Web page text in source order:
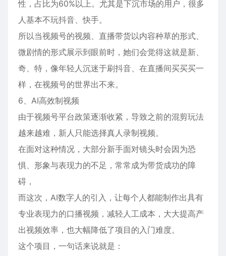
性，占比为60%以上。尤其是下沉市场的用户，很多
人基本不玩抖音、快手。
所以当视频号的视频、直播带货以内容种草的形式、
微剧情的形式展示到眼前时，她们会觉得这就是新、
奇、特，像年轻人沉迷于刷抖音、在直播间买买买一
样，在视频号的世界出不来。
6、AI高效制视频
由于视频号平台政策逐渐收紧，导致之前的混剪玩法
越来越难，新人只能选择真人录制视频。
在面对这种情况，大部分新手面对镜头时会因为恐
惧、形象与表现力的不足，常常成为带货成功的障
碍，
而这次，AI数字人的引入，让每个人都能制作出具有
专业表现力的口播视频，减轻人工成本，大大提高产
出视频效率，也大幅降低了项目的入门难度。
这个项目，一句话来说就是：